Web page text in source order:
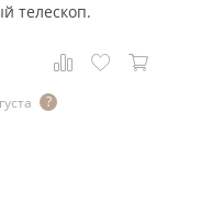
телескоп.